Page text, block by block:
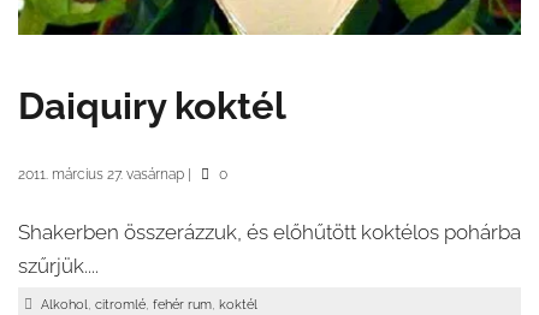
Daiquiry koktél
2011. március 27. vasárnap 0
Shakerben összerázzuk, és előhűtött koktélos pohárba
szűrjük....
Alkohol, citromlé, fehér rum, koktél